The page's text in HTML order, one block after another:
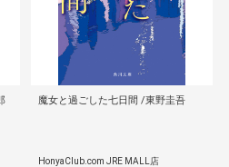
魔女と過ごした七日間 /東野圭吾
HonyaClub.com JRE MALL店